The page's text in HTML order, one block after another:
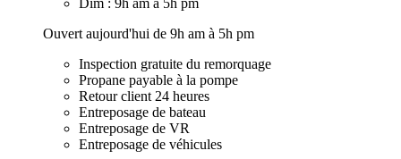
Dim : 9h am à 5h pm
Ouvert aujourd'hui de 9h am à 5h pm
Inspection gratuite du remorquage
Propane payable à la pompe
Retour client 24 heures
Entreposage de bateau
Entreposage de VR
Entreposage de véhicules